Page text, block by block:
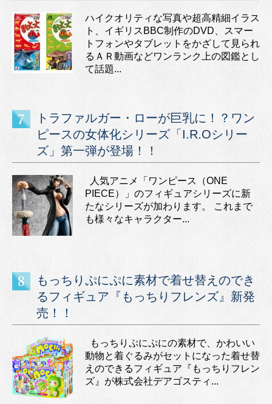
ハイクオリティな写真や超高精細イラス
ト、イギリスBBC制作のDVD、スマー
トフォンやタブレットをかざして見られ
るＡＲ動画などワンランク上の図鑑とし
て話題...
トラファルガー・ローが巨乳に！？ワン
ピースの女体化シリーズ「I.R.Oシリー
ズ」第一弾が登場！！
人気アニメ「ワンピース（ONE
PIECE）」のフィギュアシリーズに新
たなシリーズが加わります。 これまで
も様々なキャラクター...
もっちりぷにぷに素材で着せ替えのでき
るフィギュア『もっちりフレンズ』新発
売！！
もっちりぷにぷにの素材で、かわいい
動物と着ぐるみがセットになった着せ替
えのできるフィギュア『もっちりフレン
ズ』が株式会社デアゴスティ...